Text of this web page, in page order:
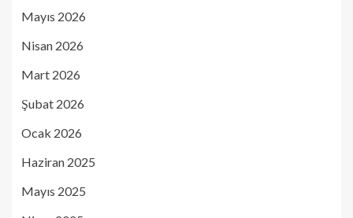
Mayıs 2026
Nisan 2026
Mart 2026
Şubat 2026
Ocak 2026
Haziran 2025
Mayıs 2025